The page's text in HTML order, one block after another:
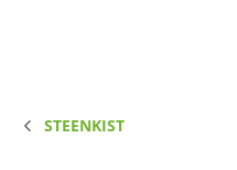
STEENKIST